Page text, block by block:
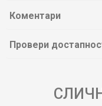
Коментари
Провери